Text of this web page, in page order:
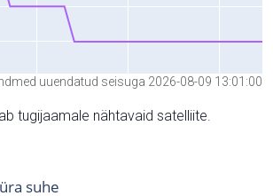
uuendatud seisuga 2026-08-09 13:01:00
tugijaamale nähtavaid satelliite.